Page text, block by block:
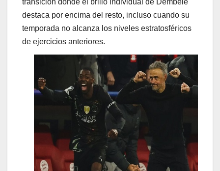
transición donde el brillo individual de Dembélé
destaca por encima del resto, incluso cuando su
temporada no alcanza los niveles estratosféricos
de ejercicios anteriores.